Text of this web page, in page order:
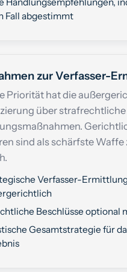
Fall abgestimmt
zur Verfasser-
Priorität hat die
über strafrechtliche
sind als schärfste Waffe
Verfasser-
Beschlüsse optional
Gesamtstrategie für